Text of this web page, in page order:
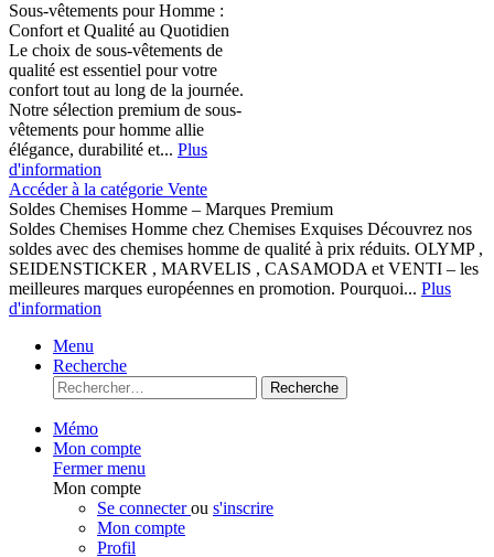
Sous-vêtements pour Homme :
Confort et Qualité au Quotidien
Le choix de sous-vêtements de
qualité est essentiel pour votre
confort tout au long de la journée.
Notre sélection premium de sous-
vêtements pour homme allie
élégance, durabilité et... Plus
d'information
Accéder à la catégorie Vente
Soldes Chemises Homme – Marques Premium
Soldes Chemises Homme chez Chemises Exquises Découvrez nos
soldes avec des chemises homme de qualité à prix réduits. OLYMP ,
SEIDENSTICKER , MARVELIS , CASAMODA et VENTI – les
meilleures marques européennes en promotion. Pourquoi... Plus
d'information
Menu
Recherche
Recherche
Mémo
Mon compte
Fermer menu
Mon compte
Se connecterou s'inscrire
Mon compte
Profil